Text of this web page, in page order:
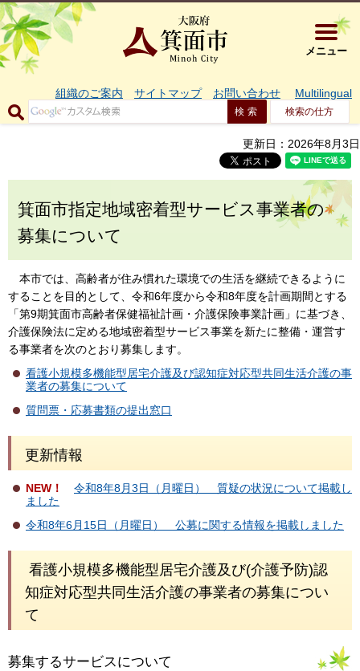
大阪府箕
メニュー
組織のご案内 サイトマップ お問い合わせ Multilingual
検索の仕方
更新日：2026年8月3日
箕面市指定地域密着型サービス事業者の
募集について
本市では、高齢者が住み慣れた環境での生活を継続できるように
することを目的として、令和6年度から令和8年度を計画期間とする
「第9期箕面市高齢者保健福祉計画・介護保険事業計画」に基づき、
介護保険法に定める地域密着型サービス事業を新たに整備・運営す
る事業者を次のとおり募集します。
看護小規模多機能型居宅介護及び認知症対応型共同生活介護の事
業者の募集について
質問票・応募書類の提出窓口
更新情報
NEW！ 令和8年8月3日（月曜日） 質疑の状況について掲載し
ました
令和8年6月15日（月曜日） 公募に関する情報を掲載しました
看護小規模多機能型居宅介護及び(介護予防)認
知症対応型共同生活介護の事業者の募集につい
て
募集するサービスについて